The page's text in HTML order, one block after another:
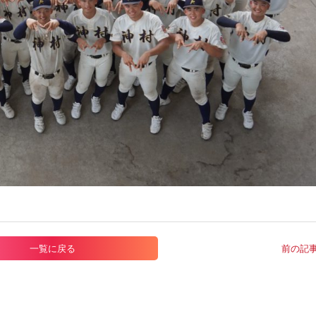
一覧に戻る 前の記